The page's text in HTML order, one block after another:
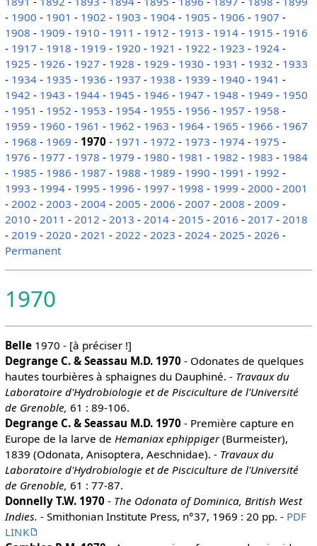
- 1900 - 1901 - 1902 - 1903 - 1904- 1905 - 1906 - 1907 -
1908 - 1909 - 1910 - 1911 - 1912 - 1913 - 1914- 1915 - 1916
- 1917 - 1918 - 1919 - 1920 - 1921 - 1922 - 1923 - 1924-
1925 - 1926 - 1927 - 1928 - 1929 - 1930 - 1931 - 1932 - 1933
- 1934- 1935 - 1936 - 1937 - 1938 - 1939 - 1940 - 1941 -
1942 - 1943 - 1944- 1945 - 1946 - 1947 - 1948 - 1949 - 1950
- 1951 - 1952 - 1953 - 1954- 1955 - 1956 - 1957 - 1958 -
1959 - 1960 - 1961 - 1962 - 1963 - 1964- 1965 - 1966 - 1967
- 1968 - 1969 - 1970- 1971 - 1972 - 1973 - 1974- 1975 -
1976 - 1977 - 1978 - 1979 - 1980 - 1981 - 1982 - 1983 - 1984
- 1985 - 1986 - 1987 - 1988 - 1989 - 1990 - 1991 - 1992 -
1993 - 1994- 1995 - 1996 - 1997 - 1998 - 1999 - 2000 - 2001
- 2002 - 2003 - 2004- 2005 - 2006 - 2007 - 2008 - 2009 -
2010 - 2011 - 2012 - 2013 - 2014- 2015 - 2016 - 2017 - 2018
- 2019 - 2020 - 2021 - 2022 - 2023 - 2024- 2025 - 2026 -
Permanent
1970
Belle1970 - [à préciser !]
Degrange C. & Seassau M.D. 1970- Odonates de quelques
hautes tourbières à sphaignes du Dauphiné. - Travaux du
Laboratoire d'Hydrobiologie et de Pisciculture de l'Université
de Grenoble, 61 : 89-106.
Degrange C. & Seassau M.D. 1970- Première capture en
Europe de la larve de Hemaniax ephippiger(Burmeister),
1839 (Odonata, Anisoptera, Aeschnidae). - Travaux du
Laboratoire d'Hydrobiologie et de Pisciculture de l'Université
de Grenoble, 61 : 77-87.
Donnelly T.W. 1970- The Odonata of Dominica, British West
Indies. - Smithonian Institute Press, n°37, 1969 : 20 pp. - PDF
LINK